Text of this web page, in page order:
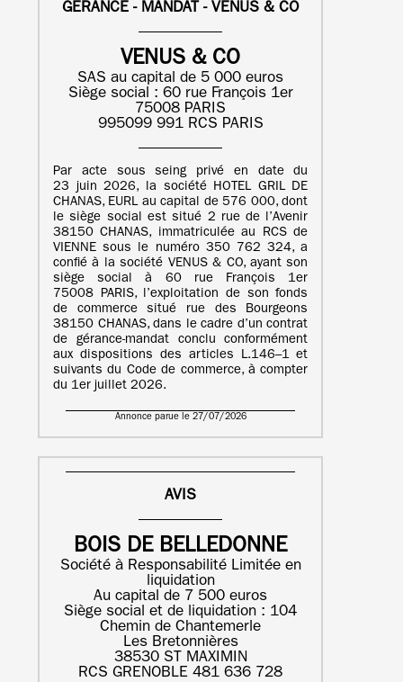
GERANCE - MANDAT - VENUS & CO
VENUS & CO
SAS au capital de 5 000 euros
Siège social : 60 rue François 1er
75008 PARIS
995099 991 RCS PARIS
Par acte sous seing privé en date du
23 juin 2026, la société HOTEL GRIL DE
CHANAS, EURL au capital de 576 000, dont
le siège social est situé 2 rue de l’Avenir
38150 CHANAS, immatriculée au RCS de
VIENNE sous le numéro 350 762 324, a
confié à la société VENUS & CO, ayant son
siège social à 60 rue François 1er
75008 PARIS, l’exploitation de son fonds
de commerce situé rue des Bourgeons
38150 CHANAS, dans le cadre d’un contrat
de gérance-mandat conclu conformément
aux dispositions des articles L.146–1 et
suivants du Code de commerce, à compter
du 1er juillet 2026.
Annonce parue le 27/07/2026
AVIS
BOIS DE BELLEDONNE
Société à Responsabilité Limitée en
liquidation
Au capital de 7 500 euros
Siège social et de liquidation : 104
Chemin de Chantemerle
Les Bretonnières
38530 ST MAXIMIN
RCS GRENOBLE 481 636 728